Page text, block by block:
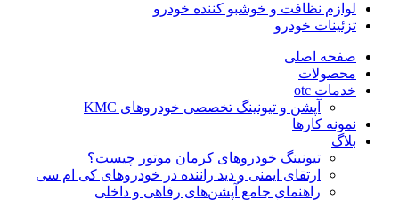
لوازم نظافت و خوشبو کننده خودرو
تزئینات خودرو
صفحه اصلی
محصولات
خدمات otc
آپشن و تیونینگ تخصصی خودروهای KMC
نمونه کارها
بلاگ
تیونینگ خودروهای کرمان موتور چیست؟
ارتقای ایمنی و دید راننده در خودروهای کی ام سی
راهنمای جامع آپشن‌های رفاهی و داخلی